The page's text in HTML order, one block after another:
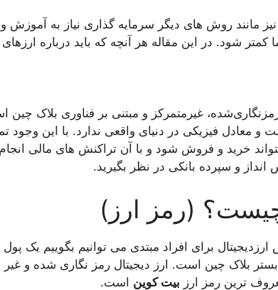
مانند روش های دیگر سرمایه گذاری نیاز به آموزش و
شود. در این مقاله هر آنچه که باید درباره ارزهای
غیرمتمرکز و مبتنی بر فناوری بلاک چین
و معادل فیزیکی در دنیای واقعی ندارد. با این وجود
خرید و فروش شود و با آن تراکنش های مالی انجام
انداز و سپرده بانکی در نظر بگیرید.
چیست؟ (رمز ارز)
برای افراد مبتدی می توانیم بگوییم یک
بستر بلاک چین است. ارز دیجیتال رمز نگاری شده و
ترین رمز ارز بیت کوین است.